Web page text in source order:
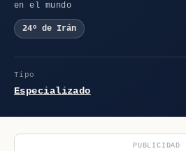
en el mundo
24º de Irán
Tipo
Especializado
PUBLICIDAD